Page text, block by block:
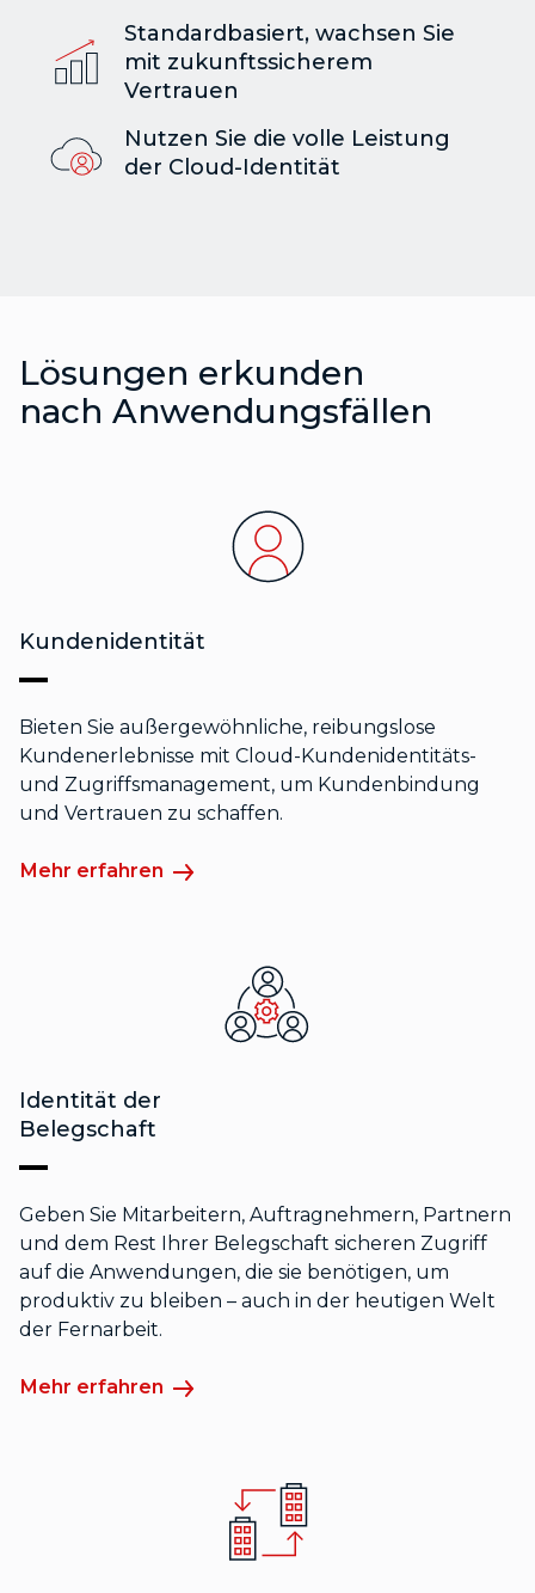
Standardbasiert, wachsen Sie
mit zukunftssicherem
Vertrauen
Nutzen Sie die volle Leistung
der Cloud-Identität
Lösungen erkunden
nach Anwendungsfällen
Kundenidentität
Bieten Sie außergewöhnliche, reibungslose
Kundenerlebnisse mit Cloud-Kundenidentitäts-
und Zugriffsmanagement, um Kundenbindung
und Vertrauen zu schaffen.
Mehr erfahren
Identität der
Belegschaft
Geben Sie Mitarbeitern, Auftragnehmern, Partnern
und dem Rest Ihrer Belegschaft sicheren Zugriff
auf die Anwendungen, die sie benötigen, um
produktiv zu bleiben – auch in der heutigen Welt
der Fernarbeit.
Mehr erfahren